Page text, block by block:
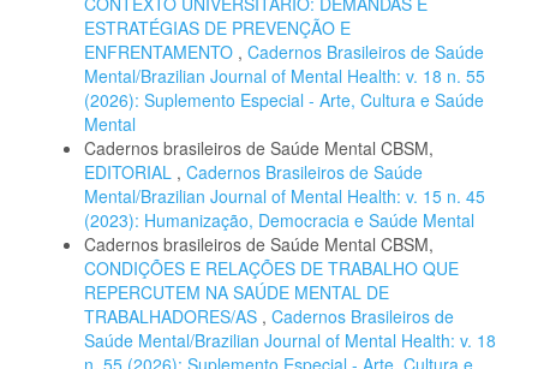
ESTRATÉGIAS DE PREVENÇÃO E
ENFRENTAMENTO , Cadernos Brasileiros de Saúde
Mental/Brazilian Journal of Mental Health: v. 18 n. 55
(2026): Suplemento Especial - Arte, Cultura e Saúde
Mental
Cadernos brasileiros de Saúde Mental CBSM,
EDITORIAL , Cadernos Brasileiros de Saúde
Mental/Brazilian Journal of Mental Health: v. 15 n. 45
(2023): Humanização, Democracia e Saúde Mental
Cadernos brasileiros de Saúde Mental CBSM,
CONDIÇÕES E RELAÇÕES DE TRABALHO QUE
REPERCUTEM NA SAÚDE MENTAL DE
TRABALHADORES/AS , Cadernos Brasileiros de
Saúde Mental/Brazilian Journal of Mental Health: v. 18
n. 55 (2026): Suplemento Especial - Arte, Cultura e